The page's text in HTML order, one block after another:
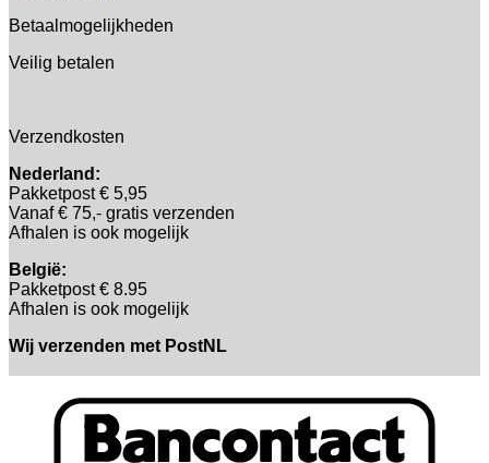
Betaalmogelijkheden
Veilig betalen
Verzendkosten
Nederland:
Pakketpost € 5,95
Vanaf € 75,- gratis verzenden
Afhalen is ook mogelijk
België:
Pakketpost € 8.95
Afhalen is ook mogelijk
Wij verzenden met PostNL